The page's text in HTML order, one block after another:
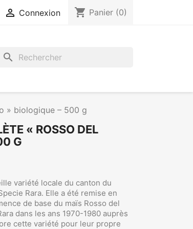
 Connexion shopping_cart Panier (0)
search
» biologique – 500 g
« ROSSO DEL
G
variété locale du canton du
Rara. Elle a été remise en
de base du maïs Rosso del
dans les ans 1970-1980 auprès
cette variété pour leur propre